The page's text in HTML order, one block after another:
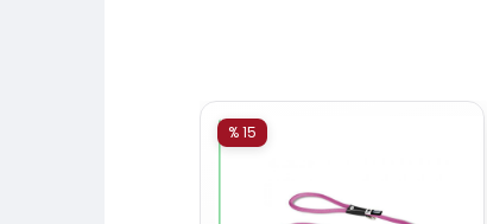
% 15